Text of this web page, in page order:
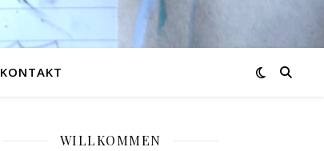
KONTAKT
WILLKOMMEN